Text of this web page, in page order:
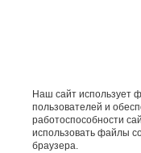
Наш сайт использует
пользователей и
работоспособности
использовать файлы
браузера.